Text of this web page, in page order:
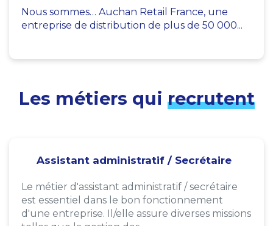
Nous sommes… Auchan Retail France, une
entreprise de distribution de plus de 50 000...
Les métiers qui recrutent
Assistant administratif / Secrétaire
Le métier d'assistant administratif / secrétaire
est essentiel dans le bon fonctionnement
d'une entreprise. Il/elle assure diverses missions